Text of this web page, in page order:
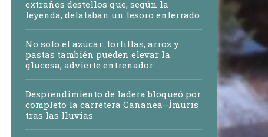
extraños destellos que, según la
leyenda, delataban un tesoro enterrado
No solo el azúcar: tortillas, arroz y
pastas también pueden elevar la
glucosa, advierte entrenador
Desprendimiento de ladera bloqueó por
completo la carretera Cananea–Ímuris
tras las lluvias